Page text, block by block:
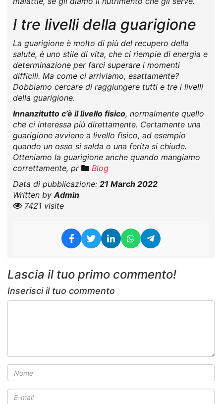
I tre livelli della guarigione
La guarigione è molto di più del recupero della
salute, è uno stile di vita, che ci riempie di energia e
determinazione per farci superare i momenti
difficili. Ma come ci arriviamo, esattamente?
Dobbiamo cercare di raggiungere tutti e tre i livelli
della guarigione.
Innanzitutto c’è il livello fisico, normalmente quello
che ci interessa più direttamente. Certamente una
guarigione avviene a livello fisico, ad esempio
quando un osso si salda o una ferita si chiude.
Otteniamo la guarigione anche quando mangiamo
correttamente, pr
Blog
Data di pubblicazione: 21 March 2022
Written byAdmin
7421 visite
Lascia il tuo primo commento!
Inserisci il tuo commento